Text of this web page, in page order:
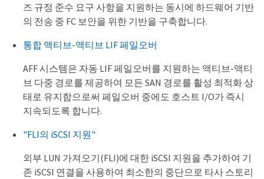
즈 규정 준수 요구 사항을 지원하는 동시에 하드웨어 기반
의 전송 중 FC 보안을 위한 기반을 구축합니다.
통합 액티브-액티브 LIF 페일오버
AFF 시스템은 자동 LIF 페일오버를 지원하는 액티브-액티
브 다중 경로를 제공하여 모든 SAN 경로를 활성 최적화 상
태로 유지함으로써 페일오버 중에도 호스트 I/O가 즉시
지속되도록 합니다.
"FLI의 iSCSI 지원"
외부 LUN 가져오기(FLI)에 대한 iSCSI 지원을 추가하여 기
존 iSCSI 연결을 사용하여 최소한의 중단으로 타사 스토리